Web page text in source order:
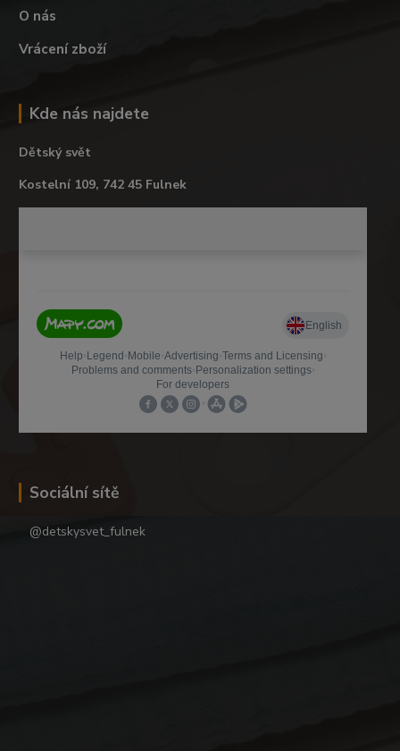
O nás
Vrácení zboží
Kde nás najdete
Dětský svět
Kostelní 109, 742 45 Fulnek
Sociální sítě
@detskysvet_fulnek